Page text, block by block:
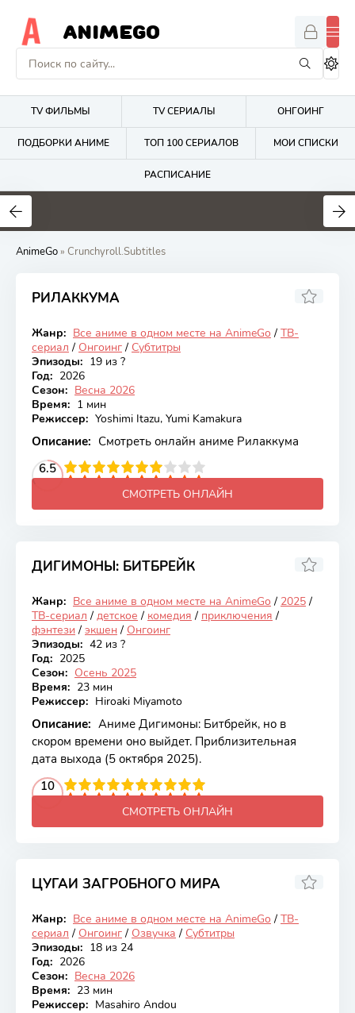
ANIMEGO
TV ФИЛЬМЫ TV СЕРИАЛЫ ОНГОИНГ
ПОДБОРКИ АНИМЕ ТОП 100 СЕРИАЛОВ МОИ СПИСКИ
РАСПИСАНИЕ
1.7
AnimeGo» Crunchyroll.Subtitles
РИЛАККУМА
Онгоинг
Жанр: Все аниме в одном месте на AnimeGo / ТВ-
сериал / Онгоинг / Субтитры
Эпизоды: 19 из ?
Год: 2026
Сезон: Весна 2026
Время: 1 мин
Режиссер: Yoshimi Itazu, Yumi Kamakura
Описание: Смотреть онлайн аниме Рилаккума
6.5
4 5 6 7 8 9 10
СМОТРЕТЬ ОНЛАЙН
ДИГИМОНЫ: БИТБРЕЙК
Онгоинг
7.13
Жанр: Все аниме в одном месте на AnimeGo / 2025 /
ТВ-сериал / детское / комедия / приключения /
фэнтези / экшен / Онгоинг
Эпизоды: 42 из ?
Год: 2025
Сезон: Осень 2025
Время: 23 мин
Режиссер: Hiroaki Miyamoto
Описание: Аниме Дигимоны: Битбрейк, но в
скором времени оно выйдет. Приблизительная
дата выхода (5 октября 2025).
10
4 5 6 7 8 9 10
СМОТРЕТЬ ОНЛАЙН
ЦУГАИ ЗАГРОБНОГО МИРА
Онгоинг
7.85
Жанр: Все аниме в одном месте на AnimeGo / ТВ-
сериал / Онгоинг / Озвучка / Субтитры
Эпизоды: 18 из 24
Год: 2026
Сезон: Весна 2026
Время: 23 мин
Режиссер: Masahiro Andou